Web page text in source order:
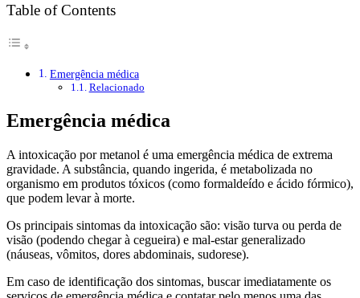
Table of Contents
Emergência médica
Relacionado
Emergência médica
A intoxicação por metanol é uma emergência médica de extrema
gravidade. A substância, quando ingerida, é metabolizada no
organismo em produtos tóxicos (como formaldeído e ácido fórmico),
que podem levar à morte.
Os principais sintomas da intoxicação são: visão turva ou perda de
visão (podendo chegar à cegueira) e mal-estar generalizado
(náuseas, vômitos, dores abdominais, sudorese).
Em caso de identificação dos sintomas, buscar imediatamente os